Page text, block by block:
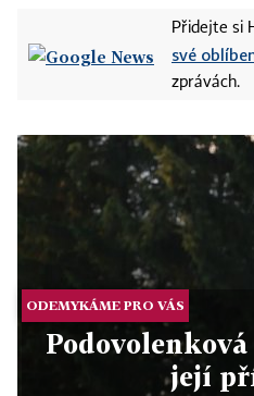
Přidejte si
své
zprávách.
ODEMYKÁME PRO VÁS
její